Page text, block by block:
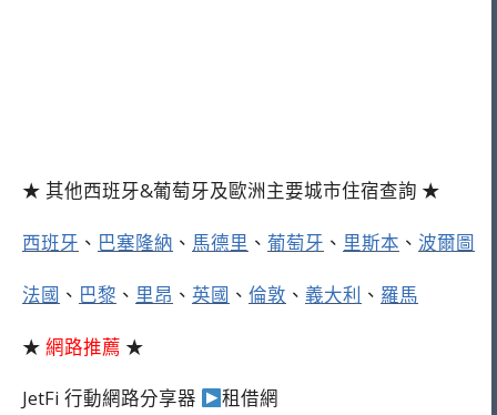
★ 其他西班牙&葡萄牙及歐洲主要城市住宿查詢 ★
西班牙 、 巴塞隆納 、 馬德里 、 葡萄牙 、 里斯本 、 波爾圖
法國 、 巴黎 、 里昂 、 英國 、 倫敦 、 義大利 、 羅馬
★ 網路推薦 ★
JetFi 行動網路分享器
租借網